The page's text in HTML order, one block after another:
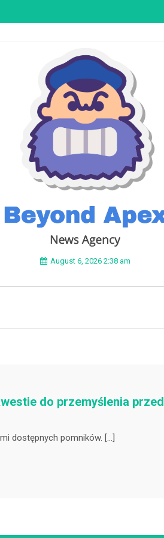
APEX
August 6, 2026 2:38 am
do przemyślenia przed
dostępnych pomników. […]